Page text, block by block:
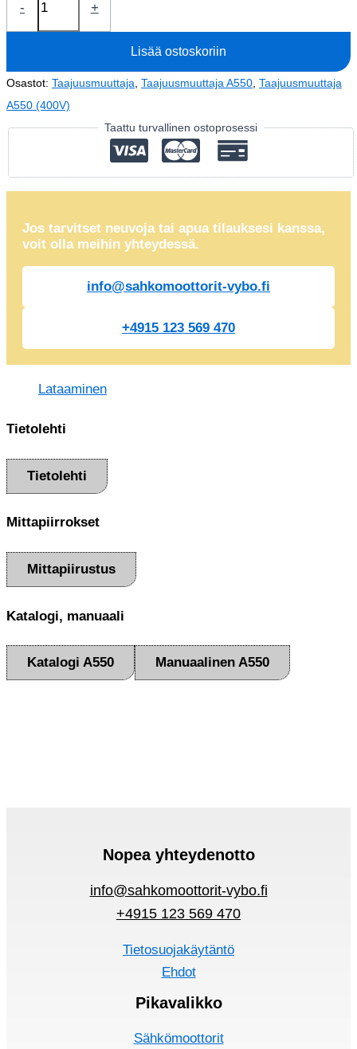
-
11kW
4T0110
(400V)
määrä
+
Lisää ostoskoriin
Osastot: Taajuusmuuttaja Taajuusmuuttaja A550 Taajuusmuuttaja
A550 (400V)
Taattu turvallinen ostoprosessi
Jos tarvitset neuvoja tai apua tilauksesi kanssa,
voit olla meihin yhteydessä.
info@sahkomoottorit-vybo.fi
+4915 123 569 470
Lataaminen
Tietolehti
Tietolehti
Mittapiirrokset
Mittapiirustus
Katalogi, manuaali
Katalogi A550 Manuaalinen A550
Nopea yhteydenotto
info@sahkomoottorit-vybo.fi
+4915 123 569 470
Tietosuojakäytäntö
Ehdot
Pikavalikko
Sähkömoottorit